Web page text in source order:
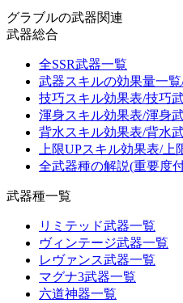
グラブルの武器関連
武器総合
全SSR武器一覧
武器スキルの効果量一
技巧スキル効果表/技巧
渾身スキル効果表/渾身
背水スキル効果表/背水
上限UPスキル効果表/上
全武器種の解説(重要度
武器種一覧
リミテッド武器一覧
ヴィンテージ武器一覧
レヴァンス武器一覧
マグナ3武器一覧
六道神器一覧